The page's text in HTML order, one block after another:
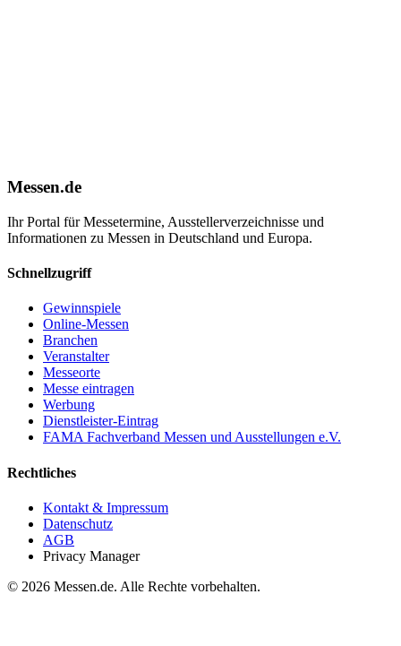
Messen.de
Ihr Portal für Messetermine, Ausstellerverzeichnisse und
Informationen zu Messen in Deutschland und Europa.
Schnellzugriff
Gewinnspiele
Online-Messen
Branchen
Veranstalter
Messeorte
Messe eintragen
Werbung
Dienstleister-Eintrag
FAMA Fachverband Messen und Ausstellungen e.V.
Rechtliches
Kontakt & Impressum
Datenschutz
AGB
Privacy Manager
© 2026 Messen.de. Alle Rechte vorbehalten.